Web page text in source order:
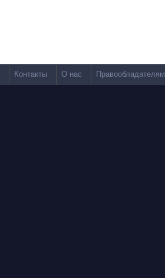
Контакты О нас Правообладателям